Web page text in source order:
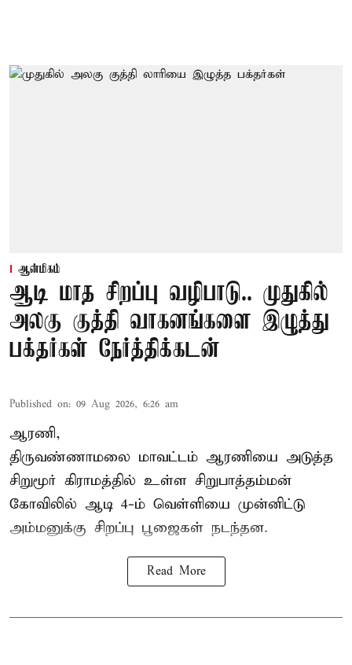
ஆன்மிகம்
ஆடி மாத சிறப்பு வழிபாடு.. முதுகில்
அலகு குத்தி வாகனங்களை இழுத்து
பக்தர்கள் நேர்த்திக்கடன்
Published on: 09 Aug 2026, 6:26 am
ஆரணி,
திருவண்ணாமலை மாவட்டம் ஆரணியை அடுத்த
சிறுமூர் கிராமத்தில் உள்ள சிறுபாத்தம்மன்
கோவிலில் ஆடி 4-ம் வெள்ளியை முன்னிட்டு
அம்மனுக்கு சிறப்பு பூஜைகள் நடந்தன.
Read More